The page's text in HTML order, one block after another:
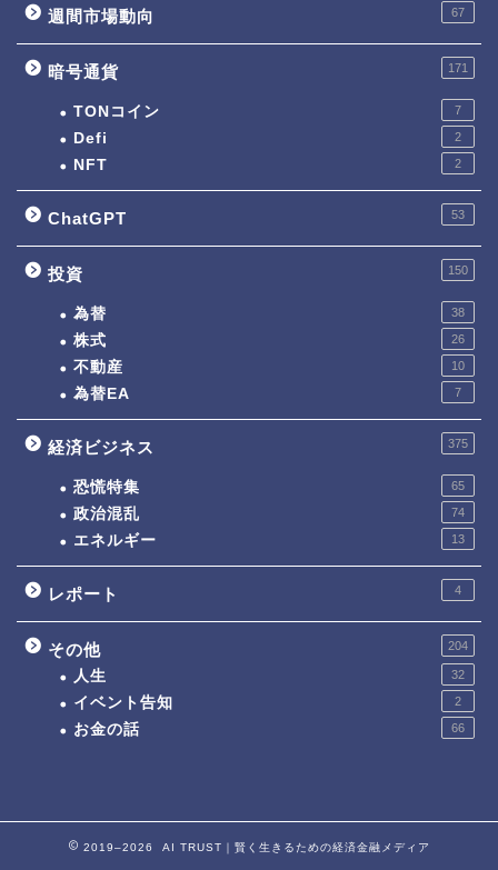
週間市場動向 67
暗号通貨 171
TONコイン 7
Defi 2
NFT 2
ChatGPT 53
投資 150
為替 38
株式 26
不動産 10
為替EA 7
経済ビジネス 375
恐慌特集 65
政治混乱 74
エネルギー 13
レポート 4
その他 204
人生 32
イベント告知 2
お金の話 66
2019–2026 AI TRUST｜賢く生きるための経済金融メディア